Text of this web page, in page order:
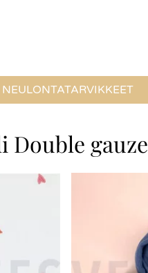
NEULONTATARVIKKEET
Double gauze